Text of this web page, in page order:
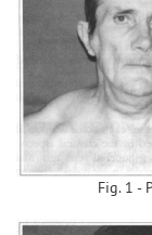
Fig. 1 -